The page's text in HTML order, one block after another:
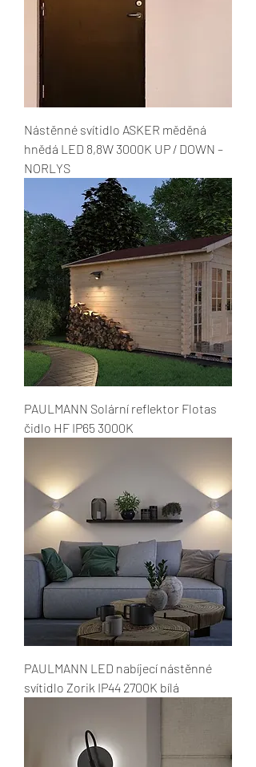
Nástěnné svítidlo ASKER měděná
hnědá LED 8,8W 3000K UP / DOWN –
NORLYS
PAULMANN Solární reflektor Flotas
čidlo HF IP65 3000K
PAULMANN LED nabíjecí nástěnné
svítidlo Zorik IP44 2700K bílá